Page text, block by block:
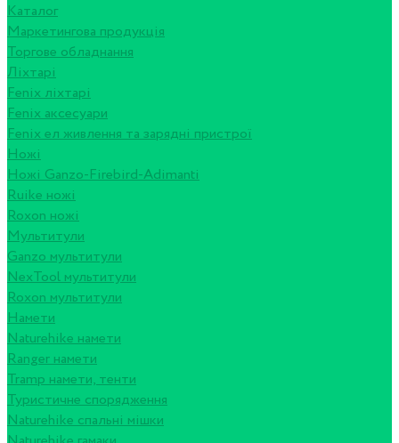
Каталог
Маркетингова продукція
Торгове обладнання
Ліхтарі
Fenix ліхтарі
Fenix аксесуари
Fenix ел живлення та зарядні пристрої
Ножі
Ножі Ganzo-Firebird-Adimanti
Ruike ножі
Roxon ножi
Мультитули
Ganzo мультитули
NexTool мультитули
Roxon мультитули
Намети
Naturehike намети
Ranger намети
Tramp намети, тенти
Туристичне спорядження
Naturehike спальні мішки